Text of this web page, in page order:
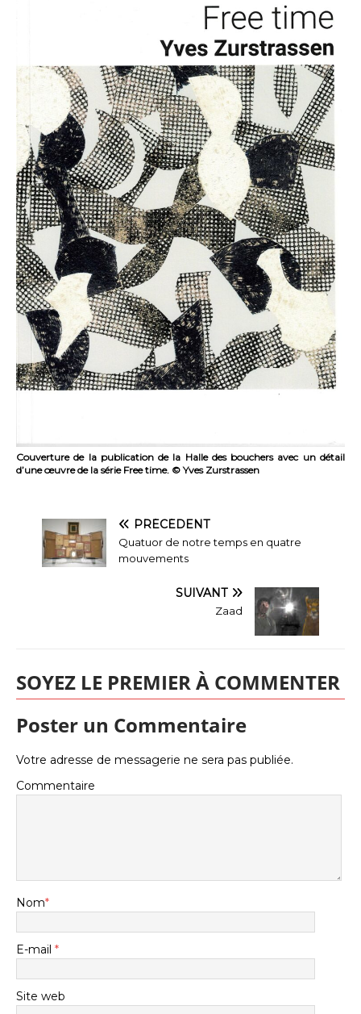
Couverture de la publication de la Halle des bouchers avec un détail
d’une œuvre de la série Free time. © Yves Zurstrassen
PRÉCÉDENT
Quatuor de notre temps en quatre
mouvements
SUIVANT
Zaad
SOYEZ LE PREMIER À COMMENTER
Poster un Commentaire
Votre adresse de messagerie ne sera pas publiée.
Commentaire
Nom*
E-mail *
Site web